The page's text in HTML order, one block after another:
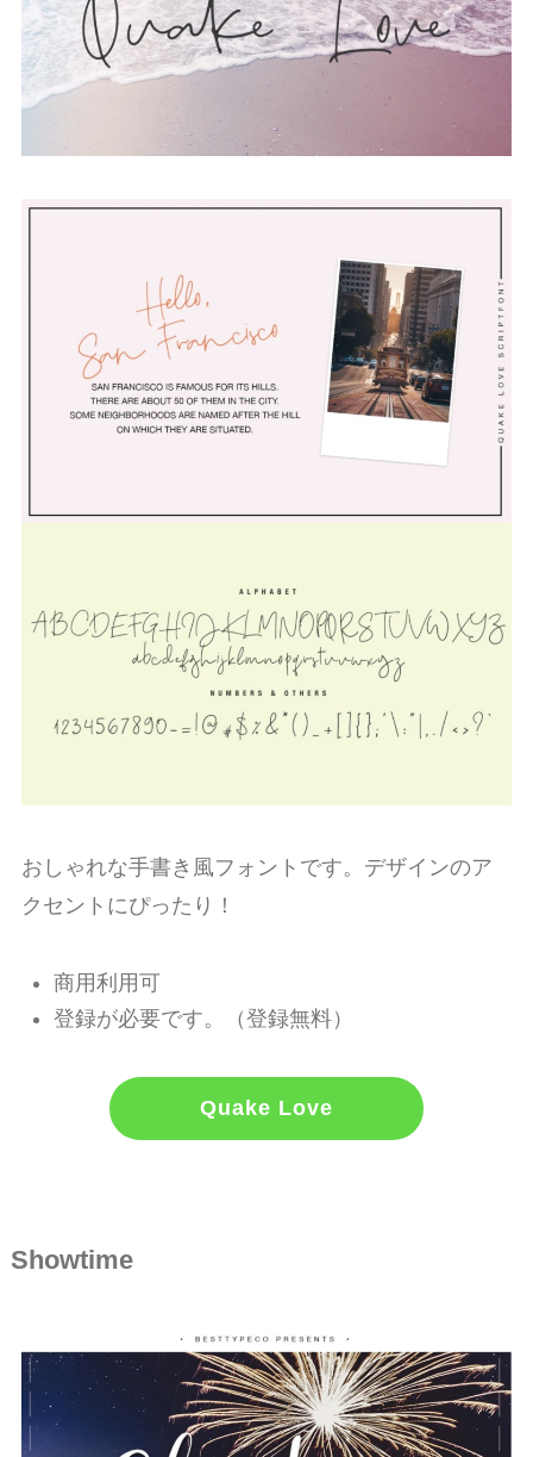
おしゃれな手書き風フォントです。デザインのア
クセントにぴったり！
商用利用可
登録が必要です。（登録無料）
Quake Love
Showtime